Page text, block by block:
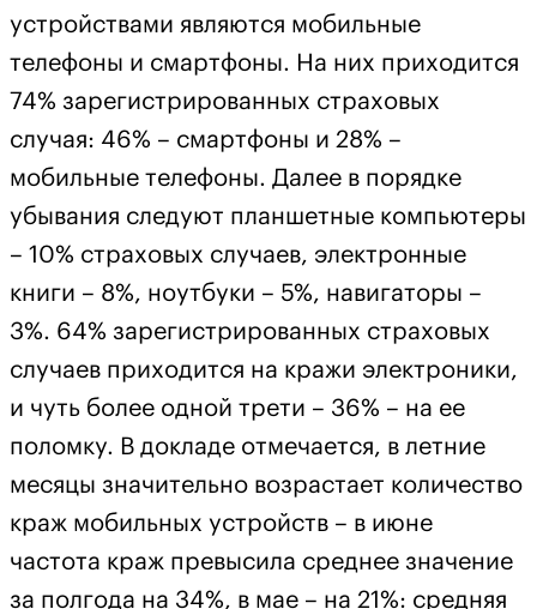
устройствами являются мобильные
телефоны и смартфоны. На них приходится
74% зарегистрированных страховых
случая: 46% – смартфоны и 28% –
мобильные телефоны. Далее в порядке
убывания следуют планшетные компьютеры
– 10% страховых случаев, электронные
книги – 8%, ноутбуки – 5%, навигаторы –
3%. 64% зарегистрированных страховых
случаев приходится на кражи электроники,
и чуть более одной трети – 36% – на ее
поломку. В докладе отмечается, в летние
месяцы значительно возрастает количество
краж мобильных устройств – в июне
частота краж превысила среднее значение
за полгода на 34%, в мае – на 21%: средняя